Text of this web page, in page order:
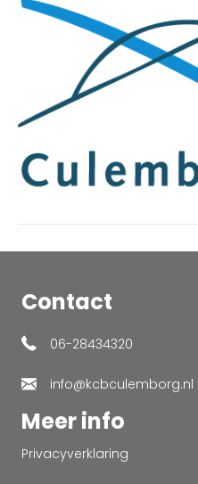
Contact
06-28434320
info@kcbculemborg.nl
Meer info
Privacyverklaring